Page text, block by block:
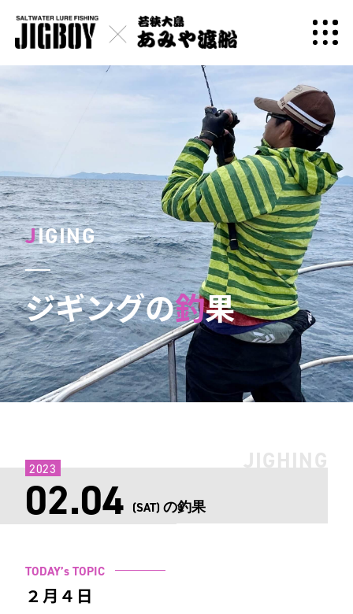
JIGING
ジギングの釣果
JIGHING
02.04 (SAT) の釣果
2023
TODAY’s TOPIC
２月４日